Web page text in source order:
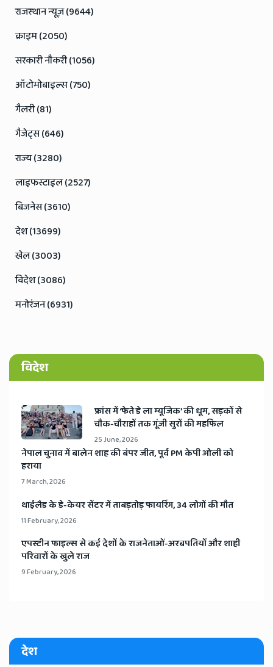
राजस्थान न्यूज़ (9644)
क्राइम (2050)
सरकारी नौकरी (1056)
ऑटोमोबाइल्स (750)
गैलरी (81)
गैजेट्स (646)
राज्य (3280)
लाइफस्टाइल (2527)
बिजनेस (3610)
देश (13699)
खेल (3003)
विदेश (3086)
मनोरंजन (6931)
विदेश
​फ्रांस में ‘फेते डे ला म्यूजिक’ की धूम, सड़कों से
चौक-चौराहों तक गूंजी सुरों की महफिल
25 June, 2026
​नेपाल चुनाव में बालेन शाह की बंपर जीत, पूर्व PM केपी ओली को
हराया
7 March, 2026
​थाईलैड के डे-केयर सेंटर में ताबड़तोड़ फायरिंग, 34 लोगों की मौत
11 February, 2026
​एपस्टीन फाइल्स से कई देशों के राजनेताओं-अरबपतियों और शाही
परिवारों के खुले राज
9 February, 2026
देश